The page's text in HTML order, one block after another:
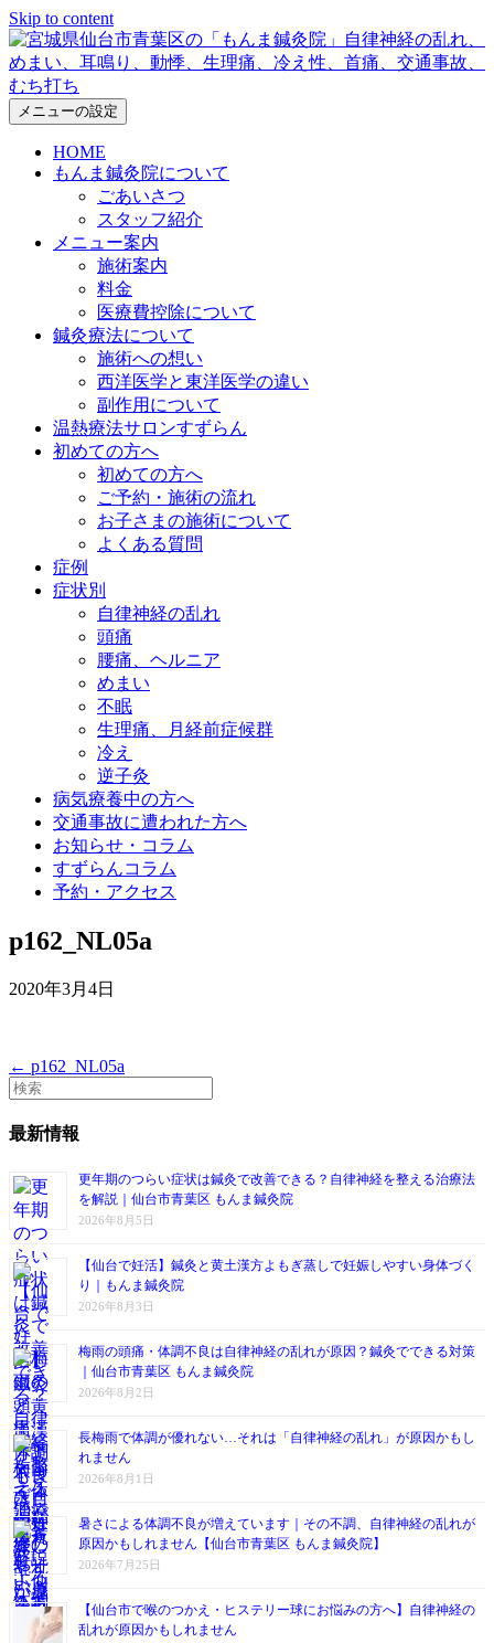
Skip to content
メニューの設定
HOME
もんま鍼灸院について
ごあいさつ
スタッフ紹介
メニュー案内
施術案内
料金
医療費控除について
鍼灸療法について
施術への想い
西洋医学と東洋医学の違い
副作用について
温熱療法サロンすずらん
初めての方へ
初めての方へ
ご予約・施術の流れ
お子さまの施術について
よくある質問
症例
症状別
自律神経の乱れ
頭痛
腰痛、ヘルニア
めまい
不眠
生理痛、月経前症候群
冷え
逆子灸
病気療養中の方へ
交通事故に遭われた方へ
お知らせ・コラム
すずらんコラム
予約・アクセス
p162_NL05a
2020年3月4日
← p162_NL05a
最新情報
更年期のつらい症状は鍼灸で改善できる？自律神経を整える治療法
を解説｜仙台市青葉区 もんま鍼灸院
2026年8月5日
【仙台で妊活】鍼灸と黄土漢方よもぎ蒸しで妊娠しやすい身体づく
り｜もんま鍼灸院
2026年8月3日
梅雨の頭痛・体調不良は自律神経の乱れが原因？鍼灸でできる対策
｜仙台市青葉区 もんま鍼灸院
2026年8月2日
長梅雨で体調が優れない…それは「自律神経の乱れ」が原因かもし
れません
2026年8月1日
暑さによる体調不良が増えています｜その不調、自律神経の乱れが
原因かもしれません【仙台市青葉区 もんま鍼灸院】
2026年7月25日
【仙台市で喉のつかえ・ヒステリー球にお悩みの方へ】自律神経の
乱れが原因かもしれません